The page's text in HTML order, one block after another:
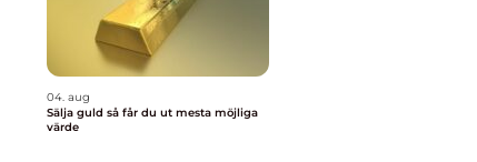
04. aug
Sälja guld så får du ut mesta möjliga
värde